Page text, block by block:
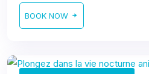
BOOK NOW